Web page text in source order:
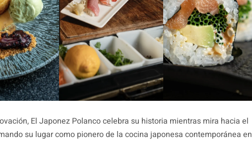
El Japonez Polanco celebra su historia mientras mira hacia el
su lugar como pionero de la cocina japonesa contemporánea en